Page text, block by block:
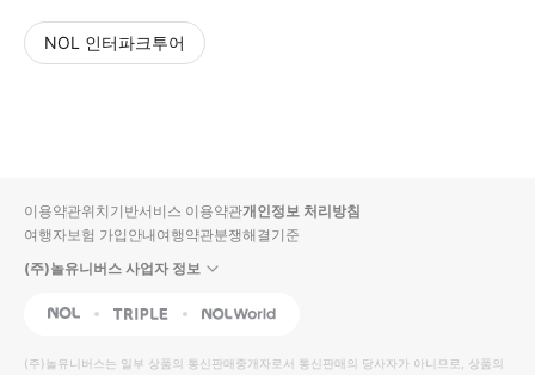
NOL 인터파크투어
입니
다.
높
동
순
상
이용약관위치기반서비스 이용약관개인정보 처리방침
여행자보험 가입안내여행약관분쟁해결기준
(주)놀유니버스 사업자 정보
NOL Triple Interpark Global
(주)놀유니버스는 일부 상품의 통신판매중개자로서 통신판매의 당사자가 아니므로, 상품의